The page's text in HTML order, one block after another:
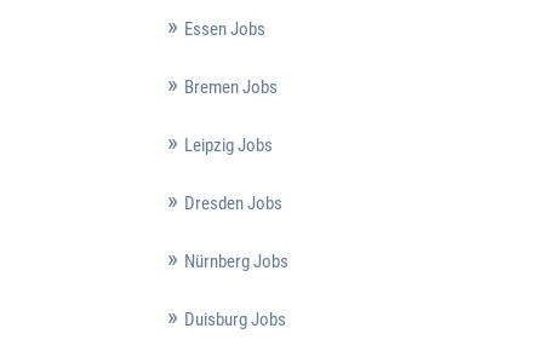
Essen Jobs
Bremen Jobs
Leipzig Jobs
Dresden Jobs
Nürnberg Jobs
Duisburg Jobs